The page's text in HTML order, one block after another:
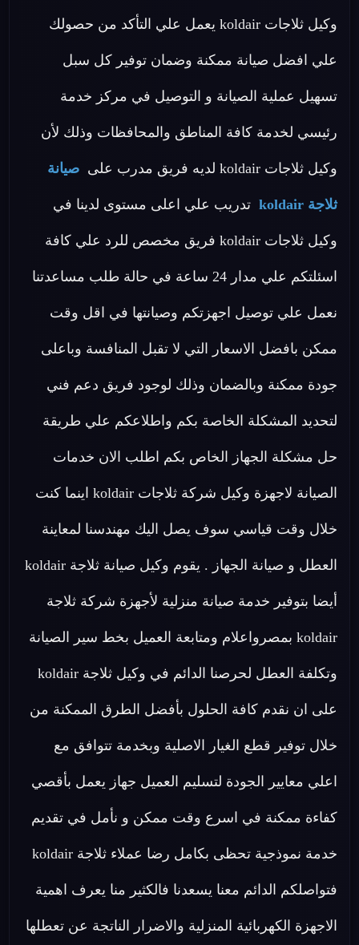
وكيل ثلاجات koldair يعمل علي التأكد من حصولك
علي افضل صيانة ممكنة وضمان توفير كل سبل
تسهيل عملية الصيانة و التوصيل في مركز خدمة
رئيسي لخدمة كافة المناطق والمحافظات وذلك لأن
وكيل ثلاجات koldair لديه فريق مدرب على صيانة
ثلاجة koldair تدريب علي اعلى مستوى لدينا في
وكيل ثلاجات koldair فريق مخصص للرد علي كافة
اسئلتكم علي مدار 24 ساعة في حالة طلب مساعدتنا
نعمل علي توصيل اجهزتكم وصيانتها في اقل وقت
ممكن بافضل الاسعار التي لا تقبل المنافسة وباعلى
جودة ممكنة وبالضمان وذلك لوجود فريق دعم فني
لتحديد المشكلة الخاصة بكم واطلاعكم علي طريقة
حل مشكلة الجهاز الخاص بكم اطلب الان خدمات
الصيانة لاجهزة وكيل شركة ثلاجات koldair اينما كنت
خلال وقت قياسي سوف يصل اليك مهندسنا لمعاينة
العطل و صيانة الجهاز . يقوم وكيل صيانة ثلاجة koldair
أيضا بتوفير خدمة صيانة منزلية لأجهزة شركة ثلاجة
koldair بمصرواعلام ومتابعة العميل بخط سير الصيانة
وتكلفة العطل لحرصنا الدائم في وكيل ثلاجة koldair
على ان نقدم كافة الحلول بأفضل الطرق الممكنة من
خلال توفير قطع الغيار الاصلية وبخدمة تتوافق مع
اعلي معايير الجودة لتسليم العميل جهاز يعمل بأقصي
كفاءة ممكنة في اسرع وقت ممكن و نأمل في تقديم
خدمة نموذجية تحظى بكامل رضا عملاء ثلاجة koldair
فتواصلكم الدائم معنا يسعدنا فالكثير منا يعرف اهمية
الاجهزة الكهربائية المنزلية والاضرار الناتجة عن تعطلها